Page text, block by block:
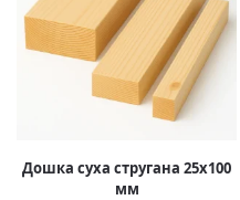
Дошка суха стругана 25х100
мм